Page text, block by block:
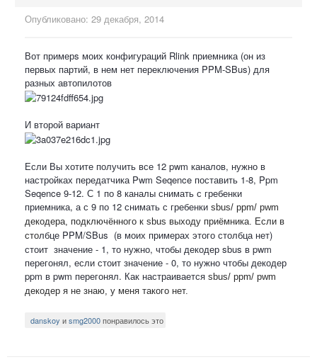
Опубликовано: 29 декабря, 2014
Вот примерs моих конфигураций Rlink приемника (он из
первых партий, в нем нет переключения PPM-SBus) для
разных автопилотов
И второй вариант
Если Вы хотите получить все 12 pwm каналов, нужно в
настройках передатчика Pwm Seqence поставить 1-8, Ppm
Seqence 9-12. С 1 по 8 каналы снимать с гребенки
приемника, а с 9 по 12 снимать с гребенки sbus/ ppm/ pwm
декодера, подключённого к sbus выходу приёмника. Если в
столбце PPM/SBus (в моих примерах этого столбца нет)
стоит значение - 1, то нужно, чтобы декодер sbus в pwm
перегонял, если стоит значение - 0, то нужно чтобы декодер
ppm в pwm перегонял. Как настраивается sbus/ ppm/ pwm
декодер я не знаю, у меня такого нет.
danskoy иsmg2000понравилось это